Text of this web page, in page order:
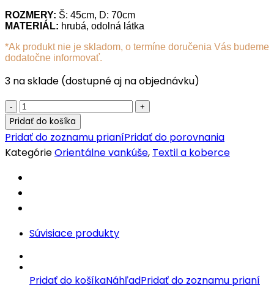
ROZMERY: Š: 45cm, D: 70cm
MATERIÁL: hrubá, odolná látka
*Ak produkt nie je skladom, o termíne doručenia Vás budeme
dodatočne informovať.
3 na sklade (dostupné aj na objednávku)
Marocká
poduška
Dalila
quantity
Pridať do košíka
Pridať do zoznamu prianíPridať do porovnania
KategórieOrientálne vankúše, Textil a koberce
Súvisiace produkty
Pridať do košíkaNáhľadPridať do zoznamu prianí